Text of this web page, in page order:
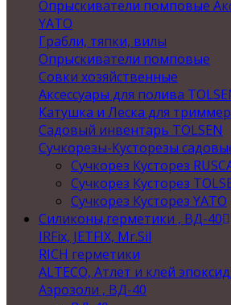
Опрыскиватели помповые
YATO
Грабли, тяпки, вилы
Опрыскиватели помповые
Совки хозяйственные
Аксессуары для полива
Катушка и Леска для
Садовый инвентарь TOLSEN
Сучкорезы-Кусторезы
Сучкорез Кусторез
Сучкорез Кусторез
Сучкорез Кусторез YATO
Силиконы,герметики , ВД-40
IRFix, JETFIX, Mr.Sil
RICH герметики
ALTECO, Атлет и клей
Аэрозоли , ВД-40